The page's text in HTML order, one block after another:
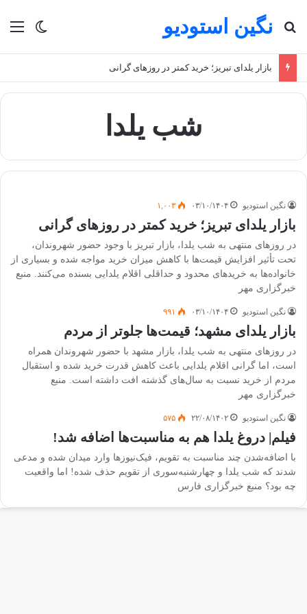
تغییر نگین استودیو
جستجو برای
بازار یلدای تبریز؛ خرید کمتر در روزهای گرانی
شب یلدا
نگین استودیو ۰۳/۱۰/۱۴۰۴ ۱,۰۰۳
بازار یلدای تبریز؛ خرید کمتر در روزهای گرانی
در روزهای منتهی به شب یلدا، بازار تبریز با وجود حضور شهروندان،
تحت تأثیر افزایش قیمت‌ها با کاهش میزان خرید مواجه شده و بسیاری از
خانواده‌ها به خریدهای محدود و حداقلی اقلام یلدایی بسنده می‌کنند. منبع
خبرگزاری مهر
نگین استودیو ۰۳/۱۰/۱۴۰۴ ۹۹۱
بازار یلدای مشهد؛ قیمت‌ها جلوتر از مردم
در روزهای منتهی به شب یلدا، بازار مشهد با حضور شهروندان همراه
است، اما گرانی اقلام یلدایی باعث کاهش قدرت خرید شده و استقبال
مردم از خرید نسبت به سال‌های گذشته افت داشته است. منبع
خبرگزاری مهر
نگین استودیو ۲۲/۰۸/۱۴۰۲ ۵۷۵
فیلم| دروغ یلدا هم به مناسبت‌ها اضافه شد!
با اضافه‌شدن چند مناسبت به تقویم، فیک‌نیوزها وارد میدان شده و مدعی
شدند که شب یلدا و چهارشنبه‌سوری از تقویم حذف شده! اما واقعیت
چه بود؟ منبع خبرگزاری فارس